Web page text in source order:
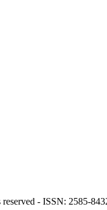
- ISSN: 2585-